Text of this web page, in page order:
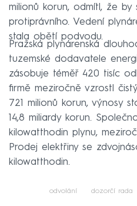
milionů korun, odmítl, že
protiprávního. Vedení
stala obětí podvodu.
Pražská plynárenská
tuzemské dodavatele
zásobuje téměř 420 tisíc
firmě meziročně vzrostl
721 milionů korun, výnosy
14,8 miliardy korun.
kilowatthodin plynu,
Prodej elektřiny se
kilowatthodin.
odvolání dozorčí rada